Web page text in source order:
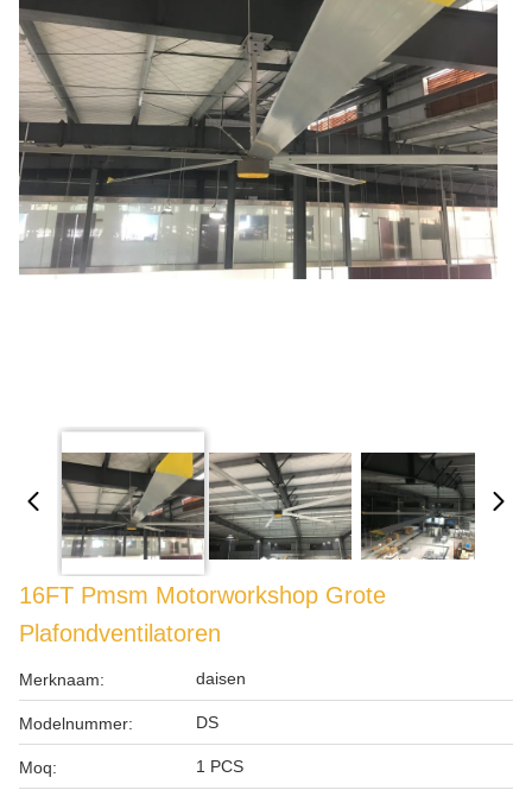
16FT Pmsm Motorworkshop Grote
Plafondventilatoren
Merknaam: daisen
Modelnummer: DS
Moq: 1 PCS